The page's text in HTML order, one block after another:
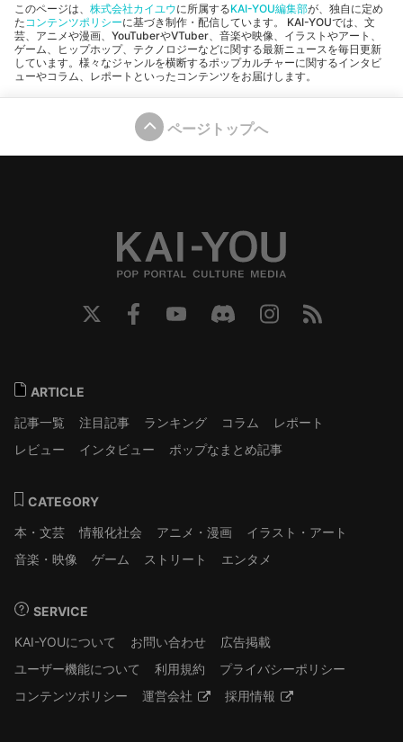
このページは、 株式会社カイユウに所属するKAI-YOU編集部が、独自に定め
た コンテンツポリシーに基づき制作・配信しています。 KAI-YOUでは、文
芸、アニメや漫画、YouTuberやVTuber、音楽や映像、イラストやアート、
ゲーム、ヒップホップ、テクノロジーなどに関する最新ニュースを毎日更新
しています。様々なジャンルを横断するポップカルチャーに関するインタビ
ューやコラム、レポートといったコンテンツをお届けします。
ページトップへ
ARTICLE
記事一覧
注目記事 ランキング コラム
レポート
レビュー
インタビュー ポップなまとめ記事
CATEGORY
本・文芸
情報化社会 アニメ・漫画
イラスト・アート
音楽・映像
ゲーム ストリート エンタメ
SERVICE
KAI-YOUについて
お問い合わせ
広告掲載
ユーザー機能について
利用規約
プライバシーポリシー
コンテンツポリシー
運営会社 採用情報